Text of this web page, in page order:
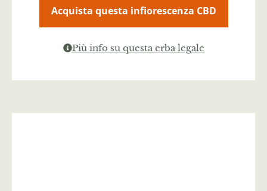
Acquista questa infiorescenza CBD
Più info su questa erba legale